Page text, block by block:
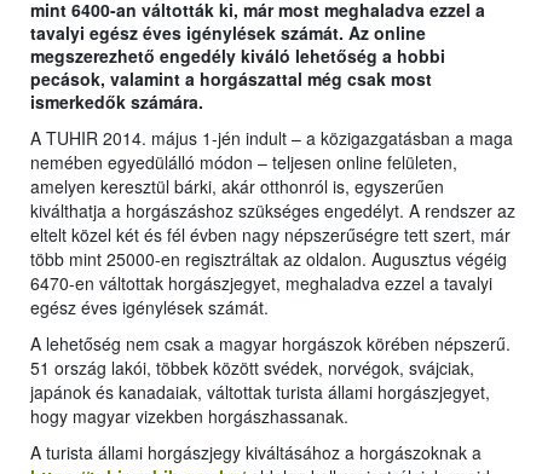
mint 6400-an váltották ki, már most meghaladva ezzel a
tavalyi egész éves igénylések számát. Az online
megszerezhető engedély kiváló lehetőség a hobbi
pecások, valamint a horgászattal még csak most
ismerkedők számára.
A TUHIR 2014. május 1-jén indult – a közigazgatásban a maga
nemében egyedülálló módon – teljesen online felületen,
amelyen keresztül bárki, akár otthonról is, egyszerűen
kiválthatja a horgászáshoz szükséges engedélyt. A rendszer az
eltelt közel két és fél évben nagy népszerűségre tett szert, már
több mint 25000-en regisztráltak az oldalon. Augusztus végéig
6470-en váltottak horgászjegyet, meghaladva ezzel a tavalyi
egész éves igénylések számát.
A lehetőség nem csak a magyar horgászok körében népszerű.
51 ország lakói, többek között svédek, norvégok, svájciak,
japánok és kanadaiak, váltottak turista állami horgászjegyet,
hogy magyar vizekben horgászhassanak.
A turista állami horgászjegy kiváltásához a horgászoknak a